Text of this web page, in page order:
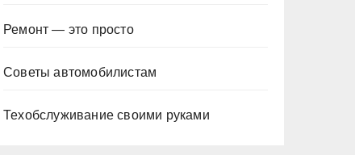
Ремонт — это просто
Советы автомобилистам
Техобслуживание своими руками